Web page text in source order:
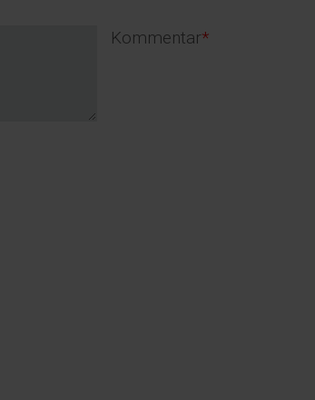
Pflichtfeld
Kommentar*